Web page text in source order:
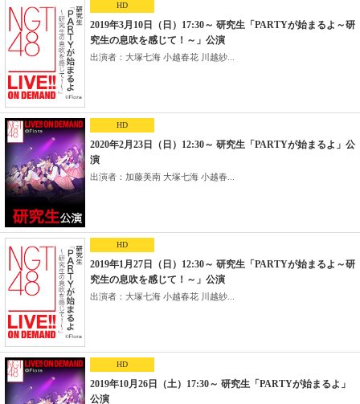
HD
2019年3月10日（日）17:30～ 研究生「PARTYが始まるよ～研
究生の息吹を感じて！～」公演
出演者：大塚七海 小越春花 川越紗...
HD
2020年2月23日（日）12:30～ 研究生「PARTYが始まるよ」公
演
出演者：加藤美南 大塚七海 小越春...
HD
2019年1月27日（日）12:30～ 研究生「PARTYが始まるよ～研
究生の息吹を感じて！～」公演
出演者：大塚七海 小越春花 川越紗...
HD
2019年10月26日（土）17:30～ 研究生「PARTYが始まるよ」
公演